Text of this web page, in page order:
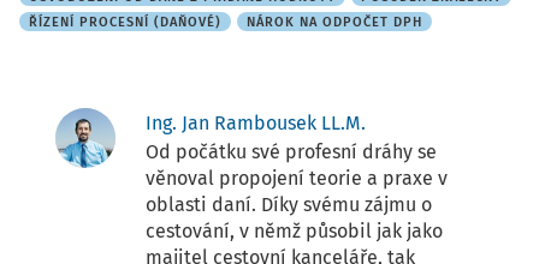
ŘÍZENÍ PROCESNÍ (DAŇOVÉ)
NÁROK NA ODPOČET DPH
Ing. Jan Rambousek LL.M.
Od počátku své profesní dráhy se
věnoval propojení teorie a praxe v
oblasti daní. Díky svému zájmu o
cestování, v němž působil jak jako
majitel cestovní kanceláře, tak